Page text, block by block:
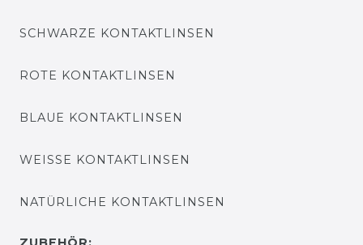
SCHWARZE KONTAKTLINSEN
ROTE KONTAKTLINSEN
BLAUE KONTAKTLINSEN
WEISSE KONTAKTLINSEN
NATÜRLICHE KONTAKTLINSEN